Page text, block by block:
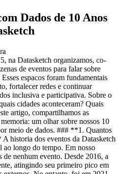
Dados de 10 Anos
na Datasketch organizamos, co-
de eventos para falar sobre
espacos foram fundamentais
fortalecer redes e continuar
inclusiva e participativa. Sobre o
cidades aconteceram? Quais
artigo, compartilhamos as
um olhar sobre nossos 10
meio de dados. ### **1. Quantos
historia dos eventos da Datasketch
ao longo do tempo. Em nosso
nenhum evento. Desde 2016, a
atingindo seu primeiro pico em